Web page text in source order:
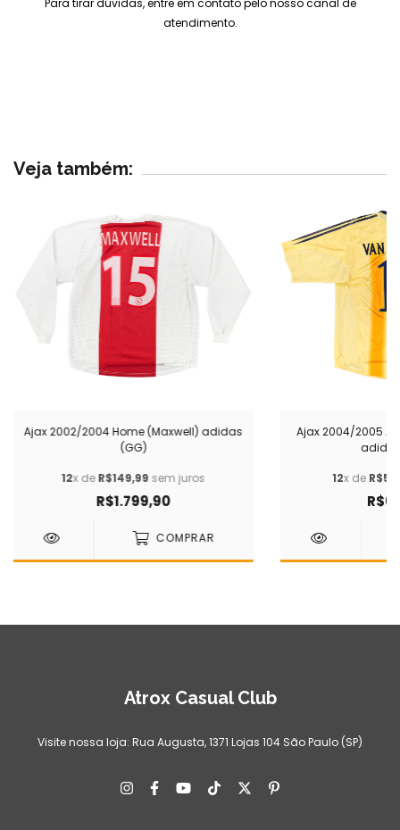
atendimento.
Veja também:
Ajax 2002/2004 Home (Maxwell) adidas
(GG)
12x deR$149,99 sem juros
R$1.799,90
COMPRAR
Ajax 2004/2005
12x de
Atrox Casual Club
Visite nossa loja: Rua Augusta, 1371 Lojas 104 São Paulo (SP)